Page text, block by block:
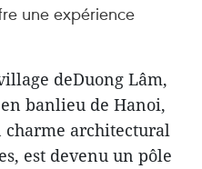
une expérience
deDuong Lâm,
banlieu de Hanoi,
charme architectural
est devenu un pôle